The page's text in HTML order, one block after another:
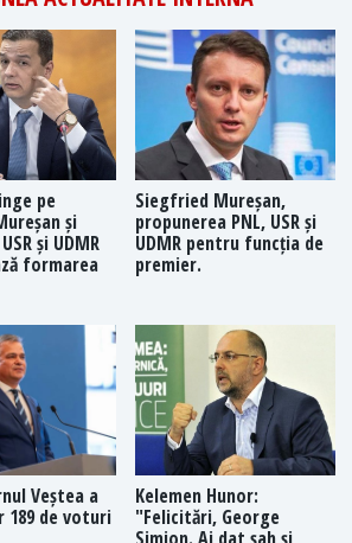
pe
și
și UDMR
formarea
Siegfried Mureșan,
propunerea PNL, USR și
UDMR pentru funcția de
premier.
Veștea a
189 de voturi
Kelemen Hunor:
"Felicitări, George